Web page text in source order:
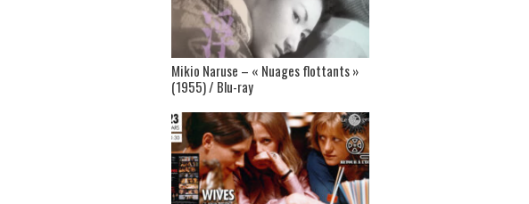
Mikio Naruse – « Nuages flottants »
(1955) / Blu-ray